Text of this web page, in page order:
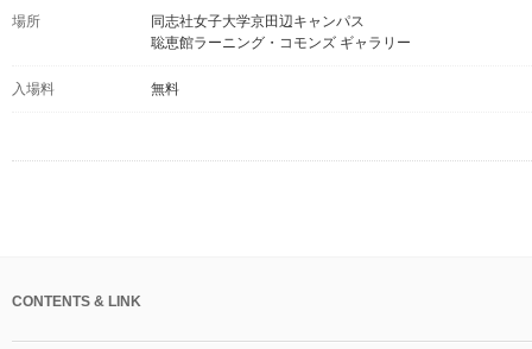
場所
同志社女子大学京田辺キャンパス
聡恵館ラーニング・コモンズ ギャラリー
入場料 無料
CONTENTS & LINK